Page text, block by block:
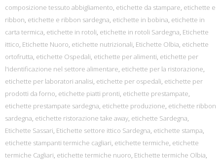
composizione tessuto abbigliamento, etichette da stampare, etichette e
ribbon, etichette e ribbon sardegna, etichette in bobina, etichette in
carta termica, etichette in rotoli, etichette in rotoli Sardegna, Etichette
ittico, Etichette Nuoro, etichette nutrizionali, Etichette Olbia, etichette
ortofrutta, etichette Ospedali, etichette per alimenti, etichette per
l'identificazione nel settore alimentare, etichette per la ristorazione,
etichette per laboratori analisi, etichette per ospedali, etichette per
prodotti da forno, etichette piatti pronti, etichette prestampate,
etichette prestampate sardegna, etichette produzione, etichette ribbon
sardegna, etichette ristorazione take away, etichette Sardegna,
Etichette Sassari, Etichette settore ittico Sardegna, etichette stampa,
etichette stampanti termiche cagliari, etichette termiche, etichette
termiche Cagliari, etichette termiche nuoro, Etichette termiche Olbia,